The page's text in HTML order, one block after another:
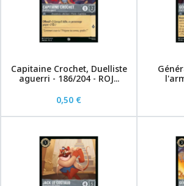
Capitaine Crochet, Duelliste
aguerri - 186/204 - ROJ...
0,50 €